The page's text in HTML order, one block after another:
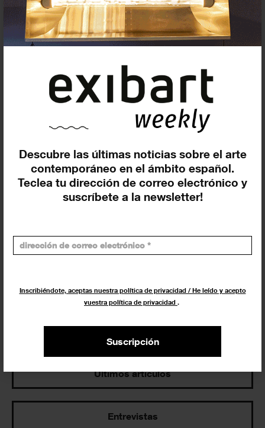
Descubre las últimas noticias sobre el arte
contemporáneo en el ámbito español.
Teclea tu dirección de correo electrónico y
suscríbete a la newsletter!
Inscribiéndote, aceptas nuestra política de privacidad / He leído y acepto
vuestra política de privacidad .
Suscripción
Eventos de hoy
En curso y futuros
Incluir eventos web
Buscar
Últimos artículos
Entrevistas